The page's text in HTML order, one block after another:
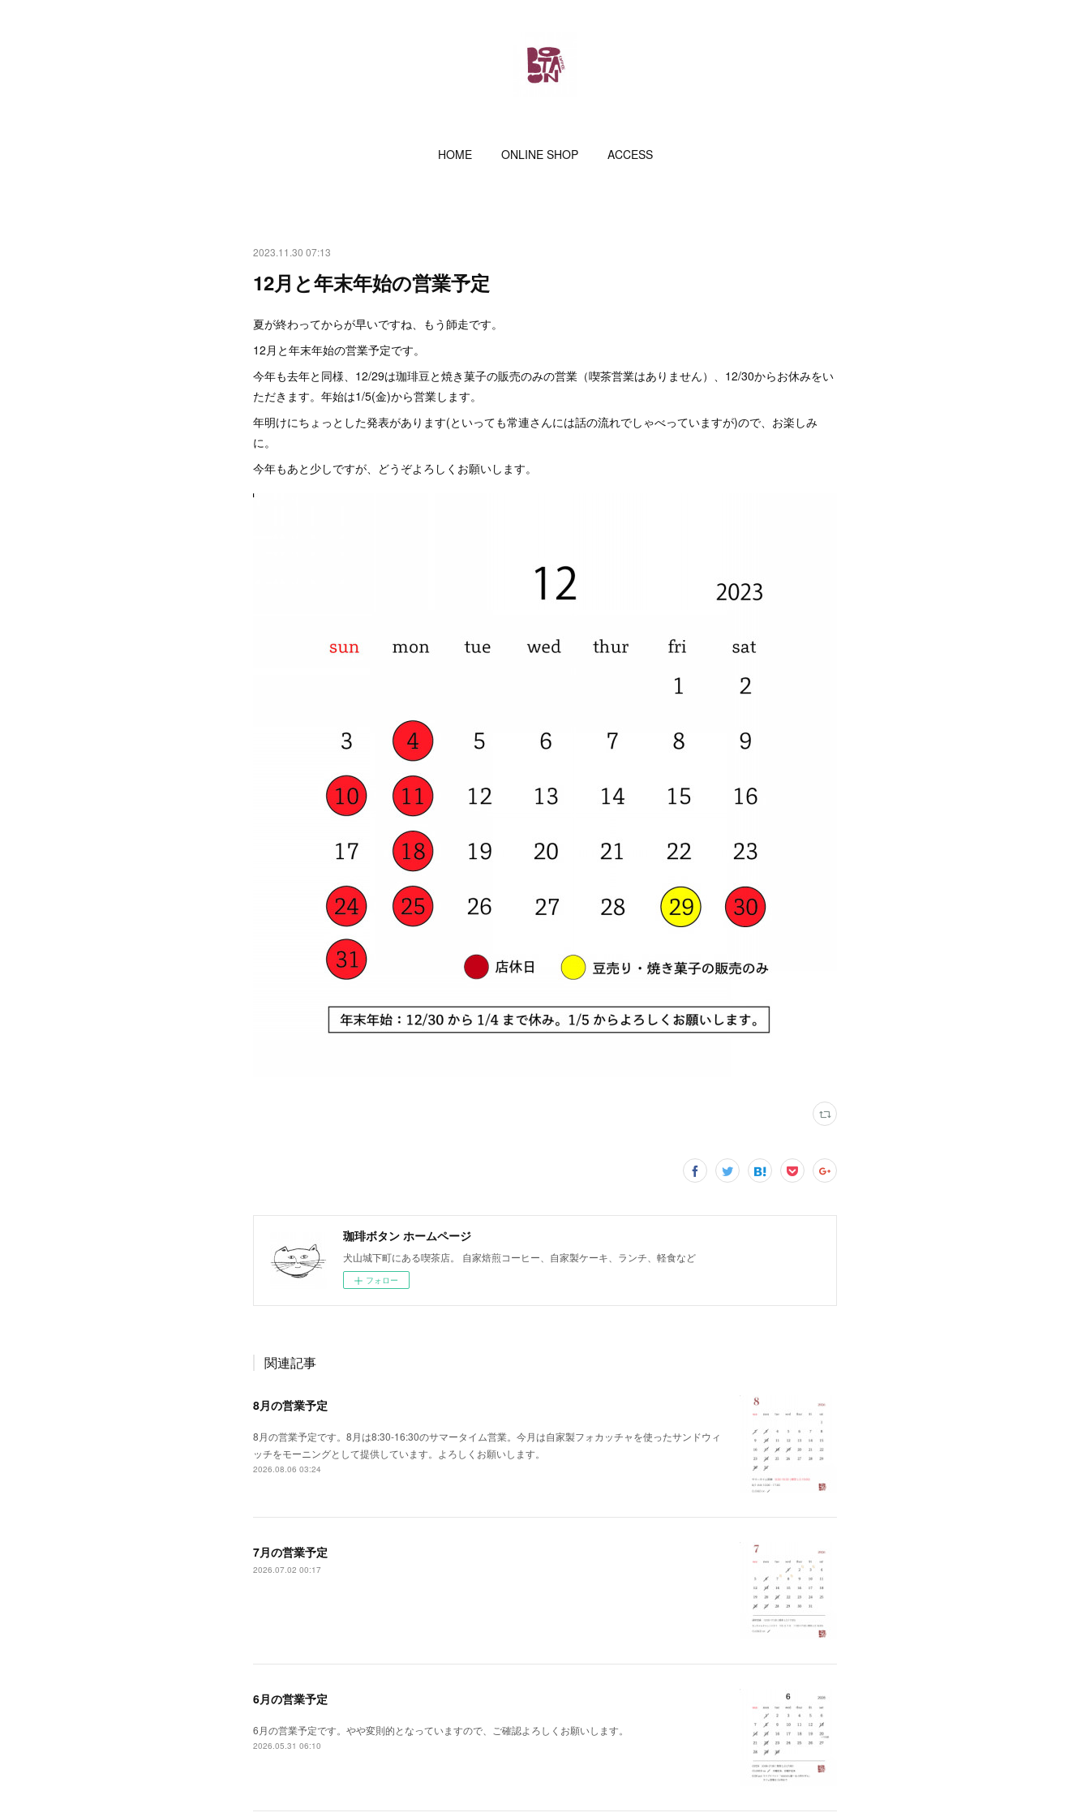
HOME ONLINE SHOP ACCESS
2023.11.30 07:13
12月と年末年始の営業予定
夏が終わってからが早いですね、もう師走です。
12月と年末年始の営業予定です。
今年も去年と同様、12/29は珈琲豆と焼き菓子の販売のみの営業（喫茶営業はありません）、12/30からお休みをい
ただきます。年始は1/5(金)から営業します。
年明けにちょっとした発表があります(といっても常連さんには話の流れでしゃべっていますが)ので、お楽しみ
に。
今年もあと少しですが、どうぞよろしくお願いします。
珈琲ボタン ホームページ
犬山城下町にある喫茶店。 自家焙煎コーヒー、自家製ケーキ、ランチ、軽食など
フォロー
関連記事
8月の営業予定
8月の営業予定です。8月は8:30-16:30のサマータイム営業。今月は自家製フォカッチャを使ったサンドウィ
ッチをモーニングとして提供しています。よろしくお願いします。
2026.08.06 03:24
7月の営業予定
2026.07.02 00:17
6月の営業予定
6月の営業予定です。やや変則的となっていますので、ご確認よろしくお願いします。
2026.05.31 06:10